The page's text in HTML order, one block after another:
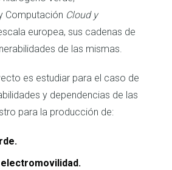
Computación Cloud y
europea, sus cadenas de
de las mismas.
es estudiar para el caso de
y dependencias de las
para la producción de: